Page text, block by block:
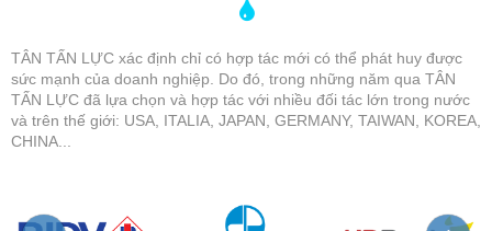
TÂN TẤN LỰC xác định chỉ có hợp tác mới có thể phát huy được
sức mạnh của doanh nghiệp. Do đó, trong những năm qua TÂN
TẤN LỰC đã lựa chọn và hợp tác với nhiều đối tác lớn trong nước
và trên thế giới: USA, ITALIA, JAPAN, GERMANY, TAIWAN, KOREA,
CHINA...